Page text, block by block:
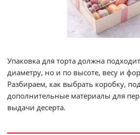
Упаковка для торта должна
диаметру, но и по высоте, весу и
Разбираем, как выбрать коробку,
дополнительные материалы для
выдачи десерта.